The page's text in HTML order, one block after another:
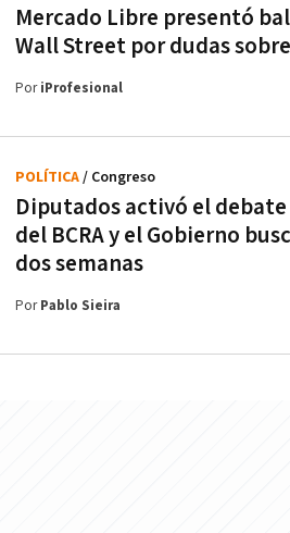
Mercado Libre presentó
Wall Street por dudas
PoriProfesional
Diputados activó el
del BCRA y el Gobierno
dos semanas
POLÍTICA/ Congreso
PorPablo Sieira